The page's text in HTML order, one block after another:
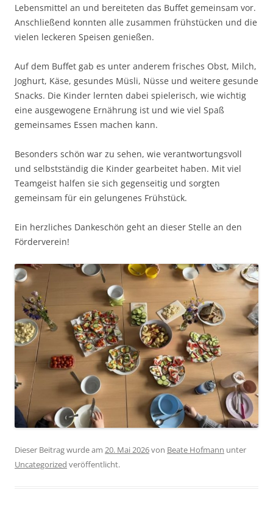
Lebensmittel an und bereiteten das Buffet gemeinsam vor.
Anschließend konnten alle zusammen frühstücken und die
vielen leckeren Speisen genießen.
Auf dem Buffet gab es unter anderem frisches Obst, Milch,
Joghurt, Käse, gesundes Müsli, Nüsse und weitere gesunde
Snacks. Die Kinder lernten dabei spielerisch, wie wichtig
eine ausgewogene Ernährung ist und wie viel Spaß
gemeinsames Essen machen kann.
Besonders schön war zu sehen, wie verantwortungsvoll
und selbstständig die Kinder gearbeitet haben. Mit viel
Teamgeist halfen sie sich gegenseitig und sorgten
gemeinsam für ein gelungenes Frühstück.
Ein herzliches Dankeschön geht an dieser Stelle an den
Förderverein!
Dieser Beitrag wurde am 20. Mai 2026von Beate Hofmann unter
Uncategorized veröffentlicht.